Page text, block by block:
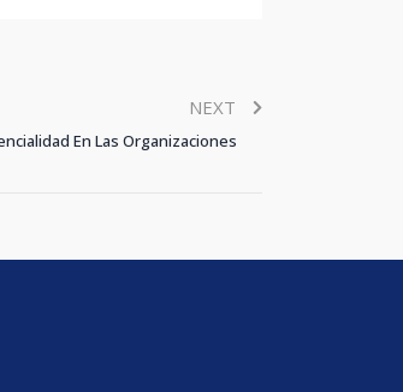
NEXT
En Las Organizaciones